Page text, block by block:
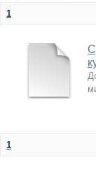
1
1